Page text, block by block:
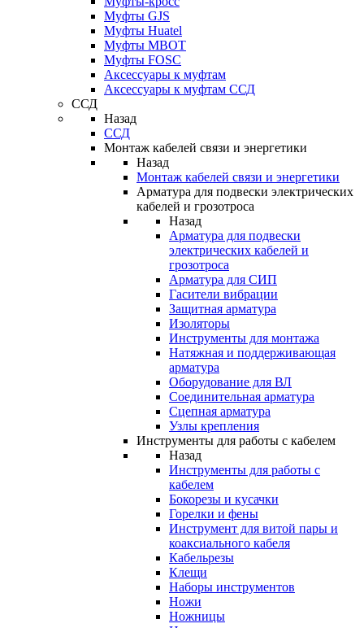
Муфты GJS
Муфты Huatel
Муфты МВОТ
Муфты FOSC
Аксессуары к муфтам
Аксессуары к муфтам ССД
ССД
Назад
ССД
Монтаж кабелей связи и энергетики
Назад
Монтаж кабелей связи и энергетики
Арматура для подвески электрических
кабелей и грозотроса
Назад
Арматура для подвески
электрических кабелей и
грозотроса
Арматура для СИП
Гасители вибрации
Защитная арматура
Изоляторы
Инструменты для монтажа
Натяжная и поддерживающая
арматура
Оборудование для ВЛ
Соединительная арматура
Сцепная арматура
Узлы крепления
Инструменты для работы с кабелем
Назад
Инструменты для работы с
кабелем
Бокорезы и кусачки
Горелки и фены
Инструмент для витой пары и
коаксиального кабеля
Кабельрезы
Клещи
Наборы инструментов
Ножи
Ножницы